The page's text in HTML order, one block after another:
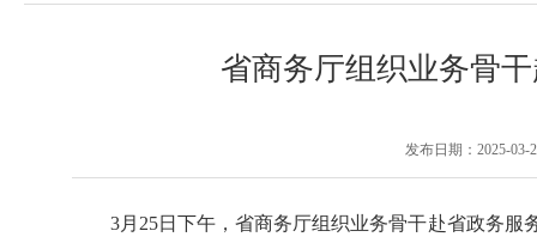
省商务厅组织业务骨
发布日期：2025-03-
3月25日下午，省商务厅组织业务骨干赴省政务